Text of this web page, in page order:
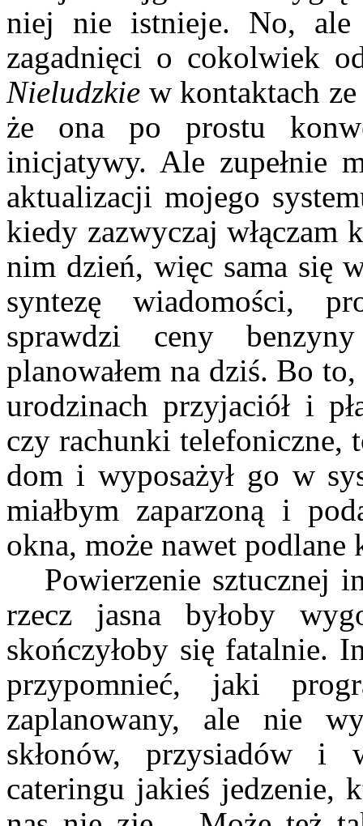
niej nie istnieje. No,
zagadnięci o cokolwiek
Nieludzkie w kontaktach
że ona po prostu
inicjatywy. Ale zupełnie
aktualizacji mojego
kiedy zazwyczaj włączam
nim dzień, więc sama się
syntezę wiadomości,
sprawdzi ceny
planowałem na dziś. Bo
urodzinach przyjaciół i
czy rachunki telefoniczne,
dom i wyposażył go w
miałbym zaparzoną i
okna, może nawet podlane
Powierzenie sztucznej
rzecz jasna byłoby
skończyłoby się fatalnie.
przypomnieć, jaki
zaplanowany, ale nie
skłonów, przysiadów i
cateringu jakieś jedzenie,